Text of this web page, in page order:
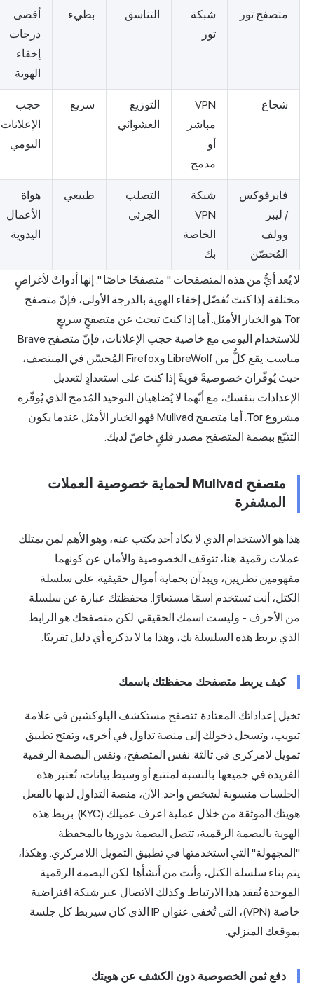
متصفح تور
شبكة
التناسق بطيء
أقصى
درجات
إخفاء
الهوية
شجاع
VPN
مباشر
مدمج
التوزيع
العشوائي
سريع
حجب
الإعلانات
اليومي
فايرفوكس
/ ليبر
وولف
المُحصّن
شبكة
VPN
الخاصة
التصلب
الجزئي
طبيعي
هواة
الأعمال
اليدوية
يُعد أيٌّ من هذه المتصفحات "متصفحًا خاصًا". إنها أدواتٌ لأغراضٍ
إذا كنتَ تُفضّل إخفاء الهوية بالدرجة الأولى، فإنّ متصفح
Tor هو الخيار الأمثل. أما إذا كنتَ تبحث عن متصفحٍ سريعٍ
للاستخدام اليومي مع خاصية حجب الإعلانات، فإنّ متصفح Brave
مناسب. يقع كلٌّ من LibreWolf وFirefox المُحسّن في المنتصف،
يُوفّران خصوصيةً قويةً إذا كنتَ على استعدادٍ لتعديل
بنفسك، مع أنّهما لا يُضاهيان التوحيد المُدمج الذي يُوفّره
مشروع Tor. أما متصفح Mullvad فهو الخيار الأمثل عندما يكون
ببصمة المتصفح مصدر قلقٍ خاصّ لديك.
متصفح Mullvad لحماية خصوصية العملات
المشفرة
هو الاستخدام الذي لا يكاد أحد يكتب عنه، وهو الأهم لمن يمتلك
رقمية. هنا، تتوقف الخصوصية والأمان عن كونهما
نظريين، ويبدآن بحماية أموال حقيقية. على سلسلة
أنت تستخدم اسمًا مستعارًا. محفظتك عبارة عن سلسلة
الأحرف - وليست اسمك الحقيقي. لكن متصفحك هو الرابط
يربط هذه السلسلة بك، وهذا ما لا يذكره أي دليل تقريبًا.
كيف يربط متصفحك محفظتك باسمك
إعداداتك المعتادة. تتصفح مستكشف البلوكشين في علامة
وتسجل دخولك إلى منصة تداول في أخرى، وتفتح تطبيق
لامركزي في ثالثة. نفس المتصفح، ونفس البصمة الرقمية
في جميعها. بالنسبة لمتتبع أو وسيط بيانات، تُعتبر هذه
منسوبة لشخص واحد. الآن، منصة التداول لديها بالفعل
هويتك الموثقة من خلال عملية اعرف عميلك (KYC). بربط هذه
بالبصمة الرقمية، تتصل البصمة بدورها بالمحفظة
التي استخدمتها في تطبيق التمويل اللامركزي. وهكذا،
بناء سلسلة الكتل، وأنت من أنشأها. لكن البصمة الرقمية
تُفقد هذا الارتباط. وكذلك الاتصال عبر شبكة افتراضية
خاصة (VPN)، التي تُخفي عنوان IP الذي كان سيربط كل جلسة
المنزلي.
دفع ثمن الخصوصية دون الكشف عن هويتك